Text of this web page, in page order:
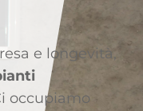
e longevità,
occupiamo